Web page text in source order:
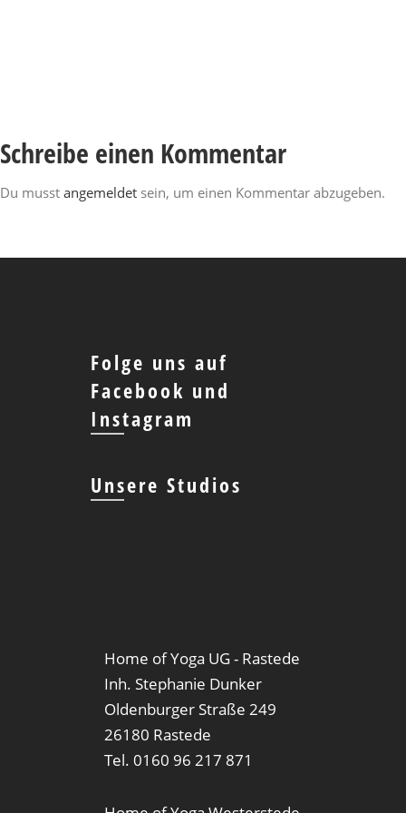
Schreibe einen Kommentar
Du musst angemeldet sein, um einen Kommentar abzugeben.
Folge uns auf
Facebook und
Instagram
Unsere Studios
Home of Yoga UG - Rastede
Inh. Stephanie Dunker
Oldenburger Straße 249
26180 Rastede
Tel. 0160 96 217 871